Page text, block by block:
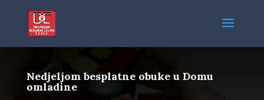
Nedjeljom besplatne obuke u Domu
omladine